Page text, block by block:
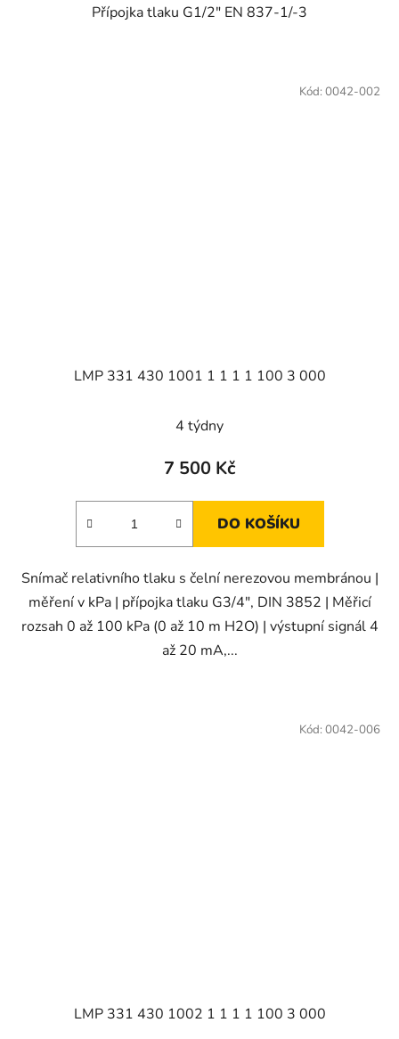
Přípojka tlaku G1/2" EN 837-1/-3
LMP 331 430 1001 1 1 1 1 100 3 000
4 týdny
7 500 Kč
DO KOŠÍKU
Snímač relativního tlaku s čelní nerezovou membránou |
měření v kPa | přípojka tlaku G3/4", DIN 3852 | Měřicí
rozsah 0 až 100 kPa (0 až 10 m H2O) | výstupní signál 4
až 20 mA,...
Kód: 0042-002
LMP 331 430 1002 1 1 1 1 100 3 000
Kód: 0042-006